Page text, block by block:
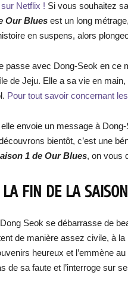
Netflix ! Si vous souhaitez
Our Blues est un long
en suspens, alors
passe avec Dong-Seok en ce
de Jeju. Elle a sa vie en
Pour tout savoir concernant
envoie un message à
bientôt, c’est une
1 de Our Blues, on vous
LA FIN DE LA
Seok se débarrasse de
de manière assez civile, à
heureux et l’emmène
de sa faute et l’interroge sur